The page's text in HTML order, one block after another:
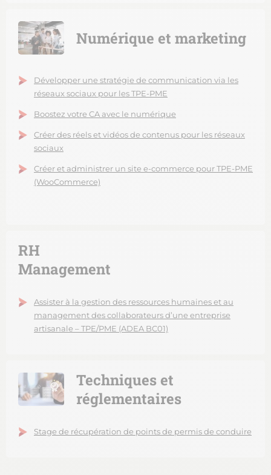
Numérique et marketing
Développer une stratégie de communication via les
réseaux sociaux pour les TPE-PME
Boostez votre CA avec le numérique
Créer des réels et vidéos de contenus pour les réseaux
sociaux
Créer et administrer un site e-commerce pour TPE-PME
(WooCommerce)
RH
Management
Assister à la gestion des ressources humaines et au
management des collaborateurs d’une entreprise
artisanale – TPE/PME (ADEA BC01)
Techniques et
réglementaires
Stage de récupération de points de permis de conduire